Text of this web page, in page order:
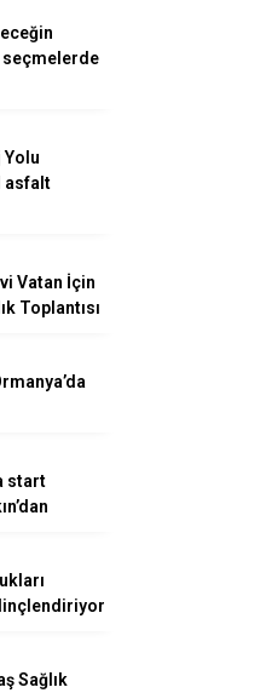
seçmelerde
Yolu
asfalt
Vatan İçin
Toplantısı
start
Sağlık